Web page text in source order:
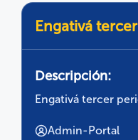
Engativá
Descripción:
Engativá tercer
Admin-Portal